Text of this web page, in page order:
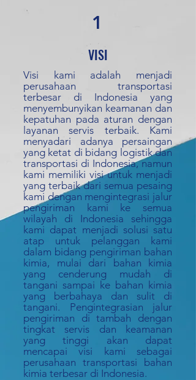
1
VISI
Visi kami adalah menjadi
perusahaan transportasi
terbesar di Indonesia yang
menyembunyikan keamanan dan
kepatuhan pada aturan dengan
layanan servis terbaik. Kami
menyadari adanya persaingan
yang ketat di bidang logistik dan
transportasi di Indonesia, namun
kami memiliki visi untuk menjadi
yang terbaik dari semua pesaing
kami dengan mengintegrasi jalur
pengiriman kami ke semua
wilayah di Indonesia sehingga
kami dapat menjadi solusi satu
atap untuk pelanggan kami
dalam bidang pengiriman bahan
kimia, mulai dari bahan kimia
yang cenderung mudah di
tangani sampai ke bahan kimia
yang berbahaya dan sulit di
tangani. Pengintegrasian jalur
pengiriman di tambah dengan
tingkat servis dan keamanan
yang tinggi akan dapat
mencapai visi kami sebagai
perusahaan transportasi bahan
kimia terbesar di Indonesia.